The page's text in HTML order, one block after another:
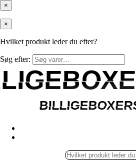
×
×
Hvilket produkt leder du efter?
Søg efter: